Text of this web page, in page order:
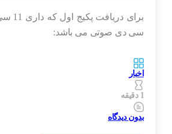
سی دی صوتی می باشد:
بدون دیدگاه